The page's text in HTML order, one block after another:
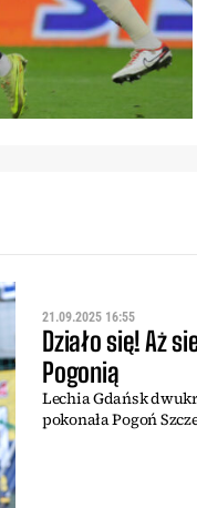
21.09.2025 16:55
Działo się! Aż
Pogonią
Lechia Gdańsk
pokonała Pogoń